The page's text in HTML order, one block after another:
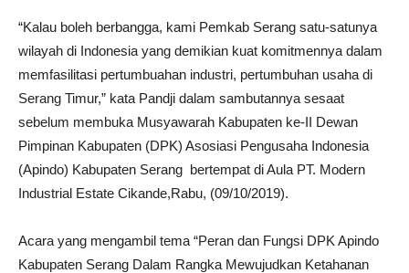
“Kalau boleh berbangga, kami Pemkab Serang satu-satunya
wilayah di Indonesia yang demikian kuat komitmennya dalam
memfasilitasi pertumbuahan industri, pertumbuhan usaha di
Serang Timur,” kata Pandji dalam sambutannya sesaat
sebelum membuka Musyawarah Kabupaten ke-II Dewan
Pimpinan Kabupaten (DPK) Asosiasi Pengusaha Indonesia
(Apindo) Kabupaten Serang bertempat di Aula PT. Modern
Industrial Estate Cikande,Rabu, (09/10/2019).
Acara yang mengambil tema “Peran dan Fungsi DPK Apindo
Kabupaten Serang Dalam Rangka Mewujudkan Ketahanan